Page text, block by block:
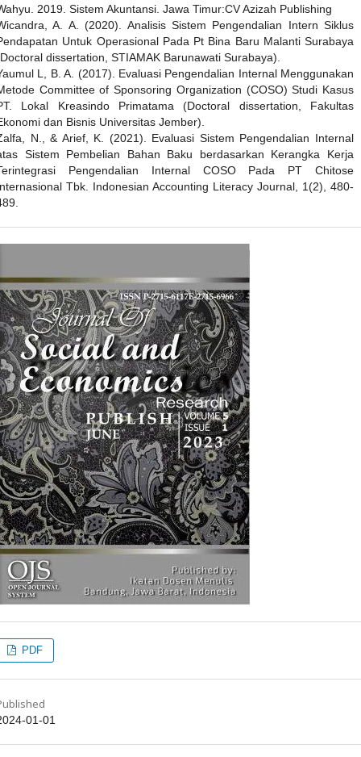
2019. Sistem Akuntansi. Jawa Timur:CV Azizah Publishing
A. A. (2020). Analisis Sistem Pengendalian Intern Siklus
Untuk Operasional Pada Pt Bina Baru Malanti Surabaya
dissertation, STIAMAK Barunawati Surabaya).
L, B. A. (2017). Evaluasi Pengendalian Internal Menggunakan
Committee of Sponsoring Organization (COSO) Studi Kasus
Lokal Kreasindo Primatama (Doctoral dissertation, Fakultas
dan Bisnis Universitas Jember).
N., & Arief, K. (2021). Evaluasi Sistem Pengendalian Internal
Sistem Pembelian Bahan Baku berdasarkan Kerangka Kerja
Pengendalian Internal COSO Pada PT Chitose
Tbk. Indonesian Accounting Literacy Journal, 1(2), 480-
PDF
01-01